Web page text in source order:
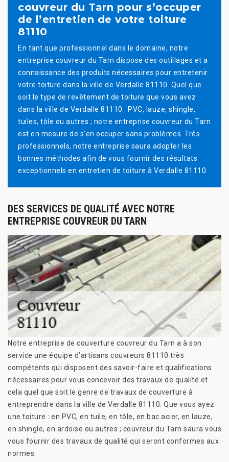
couvreur du Tarn pour s’occuper
de l’entretien de votre toiture
81110
En tant que professionnel dans le domaine, notre
entreprise couvreur du Tarn dispose des outillages et a
connaissance des produits nécessaires pour entretenir
votre toiture dans la ville de Verdalle 81110. Quel que
soit le type de revêtement de toiture que vous avez
dans la ville de Verdalle 81110 : PVC, lauze, shingle,
tuiles, tôle ou autres ; notre entreprise couvreur du Tarn
est en mesure de s’en occuper sans problèmes. Très
professionnels, notre entreprise saura adopter les
bonnes méthodes afin de vous fournir des résultats
exceptionnels en entretien de toiture à Verdalle 81110.
DES SERVICES DE QUALITÉ AVEC NOTRE
ENTREPRISE COUVREUR DU TARN
Notre entreprise de couverture couvreur du Tarn a à son
service une équipe d’artisans couvreurs 81110 très
compétents qui disposent des savoir-faire et qualifications
nécessaires pour vous concevoir des travaux de qualité et
cela quel que soit le genre de travaux de couverture à
entreprendre dans la ville de Verdalle 81110. Que vous ayez
une toiture : en PVC, en tuile, en tôle, en bac acier, en lauze,
en shingle, en ardoise ou autres ; couvreur du Tarn saura vous
vous fournir des travaux de qualité qui seront conformes aux
normes.